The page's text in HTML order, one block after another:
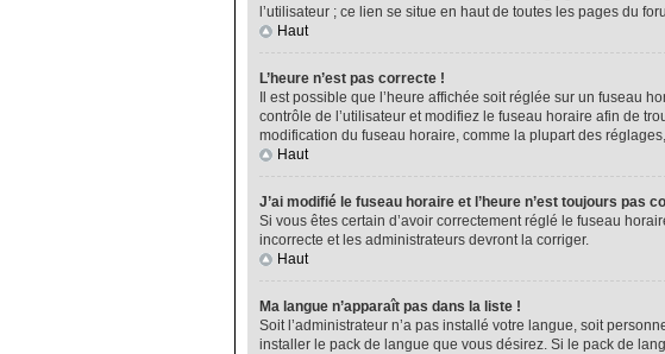
l’utilisateur ; ce lien se situe en haut de toutes les pages du
Haut
L’heure n’est pas correcte !
Il est possible que l’heure affichée soit réglée sur un fuseau
contrôle de l’utilisateur et modifiez le fuseau horaire afin de
modification du fuseau horaire, comme la plupart des
Haut
J’ai modifié le fuseau horaire et l’heure n’est toujours pas
Si vous êtes certain d’avoir correctement réglé le fuseau
incorrecte et les administrateurs devront la corriger.
Haut
Ma langue n’apparaît pas dans la liste !
Soit l’administrateur n’a pas installé votre langue, soit
installer le pack de langue que vous désirez. Si le pack de